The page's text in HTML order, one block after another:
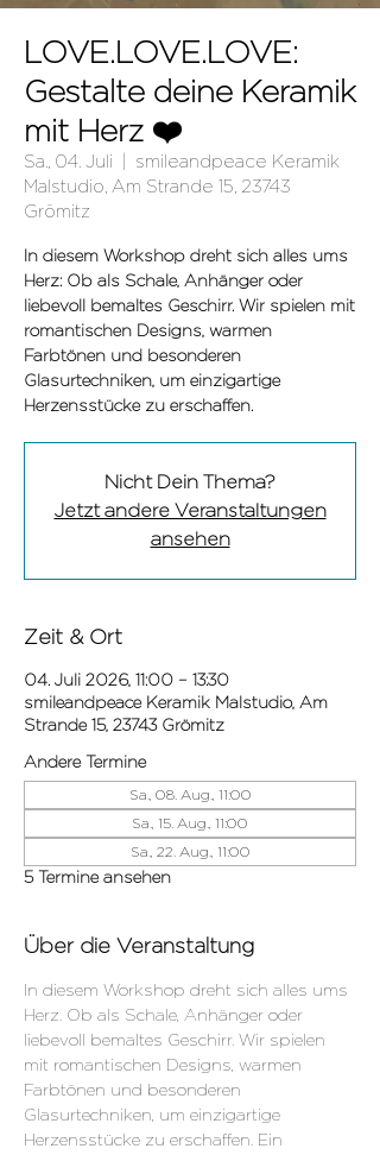
LOVE.LOVE.LOVE:
Gestalte deine Keramik
mit Herz ❤️
Sa., 04. Juli
smileandpeace Keramik
Malstudio, Am Strande 15, 23743
Grömitz
In diesem Workshop dreht sich alles ums
Herz: Ob als Schale, Anhänger oder
liebevoll bemaltes Geschirr. Wir spielen mit
romantischen Designs, warmen
Farbtönen und besonderen
Glasurtechniken, um einzigartige
Nicht Dein Thema?
Jetzt andere Veranstaltungen
ansehen
Zeit & Ort
04. Juli 2026, 11:00 – 13:30
smileandpeace Keramik Malstudio, Am
Strande 15, 23743 Grömitz
Andere Termine
Sa., 08. Aug., 11:00
Sa., 15. Aug., 11:00
Sa., 22. Aug., 11:00
5 Termine ansehen
Über die Veranstaltung
In diesem Workshop dreht sich alles ums
Herz. Ob als Schale, Anhänger oder
liebevoll bemaItes Geschirr. Wir spielen
mit romantischen Designs, warmen
Farbtönen und besonderen
Glasurtechniken, um einzigartige
Herzensstücke zu erschaffen. Ein